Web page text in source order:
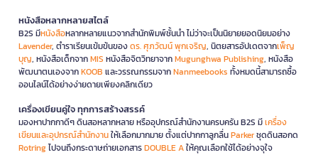
หนังสือหลากหลายสไตล์
B2S มีหนังสือหลากหลายแนวจากสำนักพิมพ์ชั้นนำ ไม่ว่าจะเป็นนิยายยอดนิยมอย่าง
Lavender, ตำราเรียนเข้มข้นของดร. ศุภวัฒน์ พุกเจริญ, นิตยสารอัปเดตจากเพ็ญ
บุญ, หนังสือเด็กจากMIS หนังสือจิตวิทยาจากMugunghwa Publishing, หนังสือ
พัฒนาตนเองจากKOOB และวรรณกรรมจากNanmeebooks ทั้งหมดนี้สามารถซื้อ
ออนไลน์ได้อย่างง่ายดายเพียงคลิกเดียว
เครื่องเขียนคู่ใจ ทุกการสร้างสรรค์
มองหาปากกาดีๆ ดินสอหลากหลาย หรืออุปกรณ์สำนักงานครบครัน B2S มีเครื่อง
เขียนและอุปกรณ์สำนักงานให้เลือกมากมาย ตั้งแต่ปากกาลูกลื่นParkerชุดดินสอกด
Rotringไปจนถึงกระดาษถ่ายเอกสารDOUBLE Aให้คุณเลือกใช้ได้อย่างจุใจ